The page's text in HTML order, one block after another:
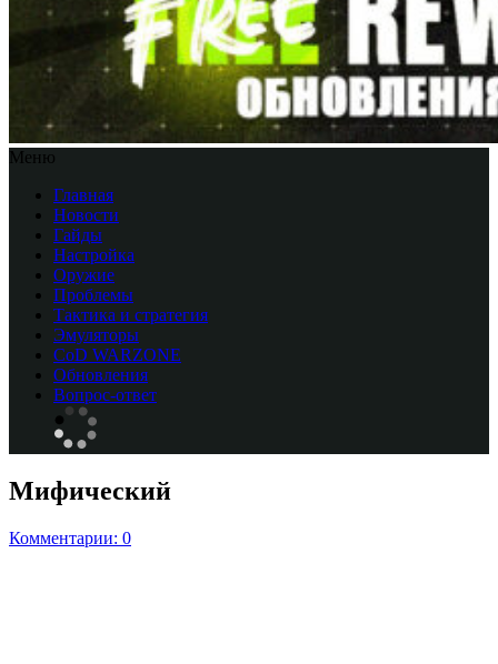
Меню
Главная
Новости
Гайды
Настройка
Оружие
Проблемы
Тактика и стратегия
Эмуляторы
CоD WARZONE
Обновления
Вопрос-ответ
Мифический
Комментарии: 0